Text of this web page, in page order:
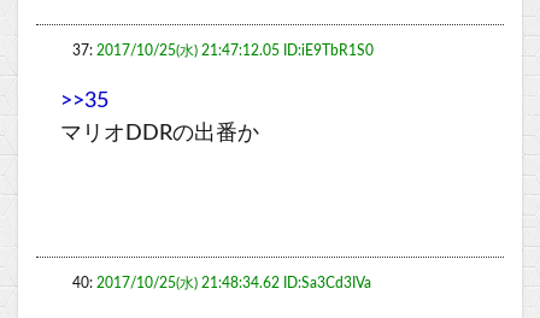
37: 2017/10/25(水) 21:47:12.05 ID:iE9TbR1S0
>>35
マリオDDRの出番か
40: 2017/10/25(水) 21:48:34.62 ID:Sa3Cd3IVa